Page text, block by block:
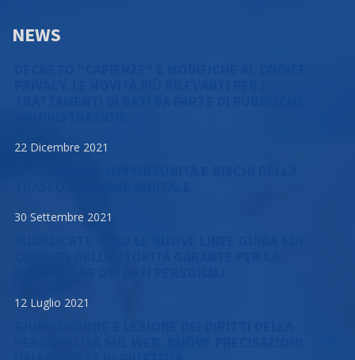
NEWS
22 Dicembre 2021
30 Settembre 2021
12 Luglio 2021